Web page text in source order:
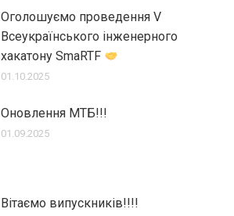
Оголошуємо проведення V
Всеукраїнського інженерного
хакатону SmaRTF
01.10.2025
Оновлення МТБ!!!
01.09.2025
Вітаємо випускників!!!!